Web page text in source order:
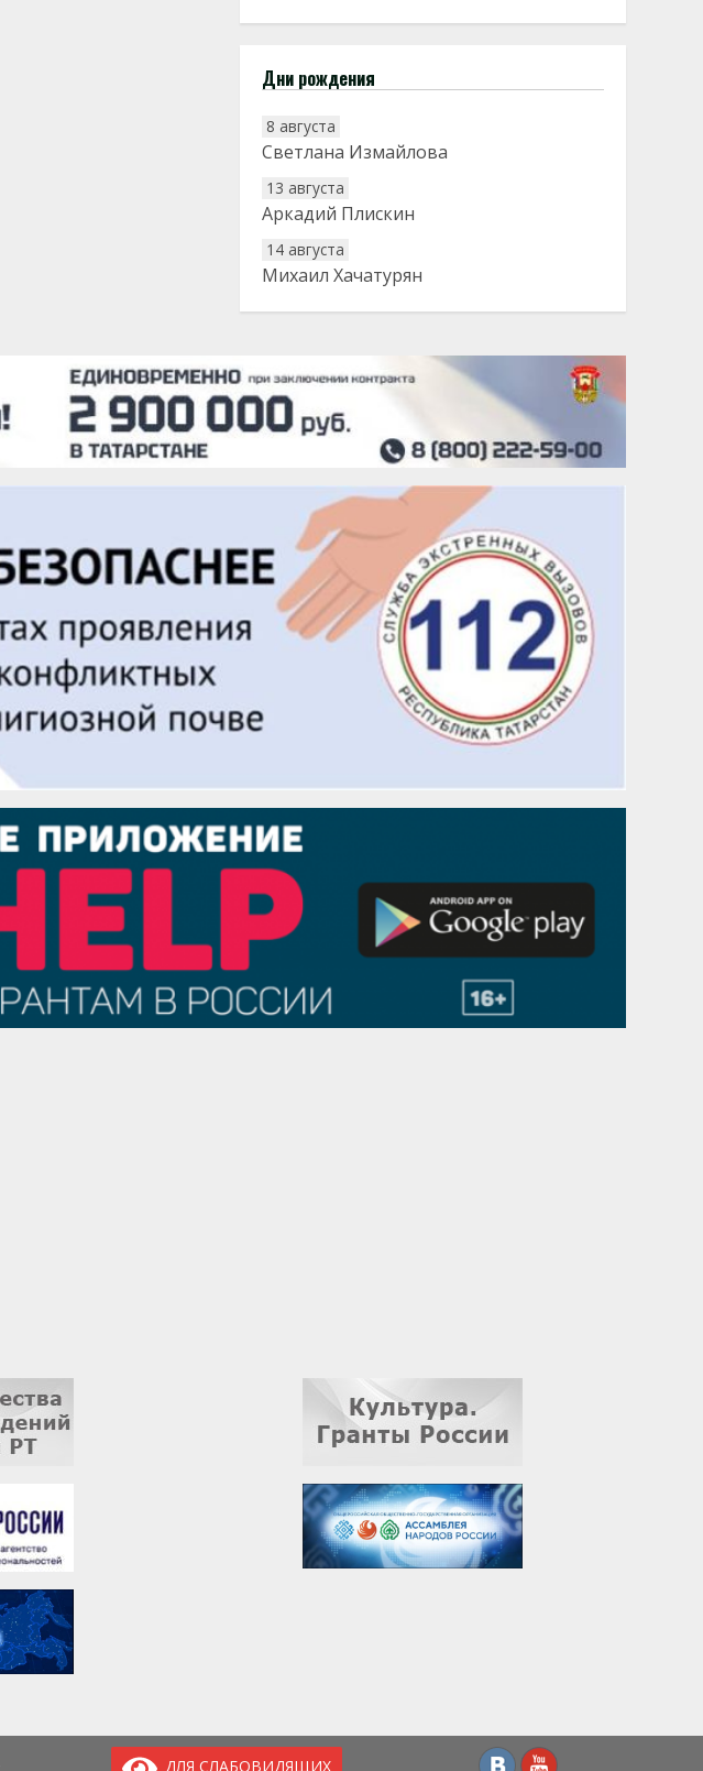
Дни рождения
8 августа
Светлана Измайлова
13 августа
Аркадий Плискин
14 августа
Михаил Хачатурян
20 августа
22 августа
Евгений Ефимов
25 августа
Сэсэгма Бубеева
28 августа
Чингиз Мустафаев
29 августа
Надежда Рослова
1 сентября
Гали Хасанов
Владислав Тома
ДЛЯ СЛАБОВИДЯЩИХ